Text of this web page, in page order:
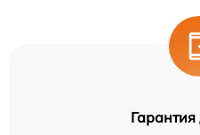
Гарантия